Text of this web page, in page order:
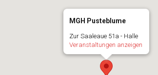
MGH Pusteblume
Zur Saaleaue 51a - Halle
Veranstaltungen anzeigen